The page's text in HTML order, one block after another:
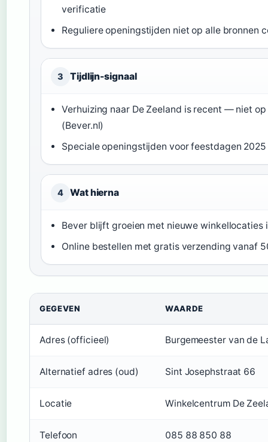
verificatie
Reguliere openingstijden niet op alle bronnen
3 Tijdlijn-signaal
Verhuizing naar De Zeeland is recent — niet
(Bever.nl)
Speciale openingstijden voor feestdagen
4 Wat hierna
Bever blijft groeien met nieuwe winkellocaties
Online bestellen met gratis verzending vanaf
GEGEVEN WAARDE
Adres (officieel) Burgemeester van de
Alternatief adres (oud) Sint Josephstraat 66
Locatie Winkelcentrum De
Telefoon 085 88 850 88